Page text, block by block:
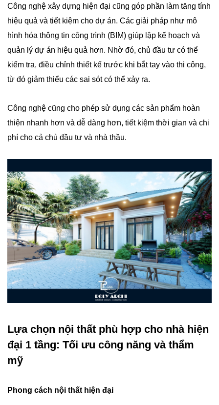
Công nghệ xây dựng hiện đại cũng góp phần làm tăng tính
hiệu quả và tiết kiệm cho dự án. Các giải pháp như mô
hình hóa thông tin công trình (BIM) giúp lập kế hoạch và
quản lý dự án hiệu quả hơn. Nhờ đó, chủ đầu tư có thể
kiểm tra, điều chỉnh thiết kế trước khi bắt tay vào thi công,
từ đó giảm thiểu các sai sót có thể xảy ra.
Công nghệ cũng cho phép sử dụng các sản phẩm hoàn
thiện nhanh hơn và dễ dàng hơn, tiết kiệm thời gian và chi
phí cho cả chủ đầu tư và nhà thầu.
Lựa chọn nội thất phù hợp cho nhà hiện
đại 1 tầng: Tối ưu công năng và thẩm
mỹ
Phong cách nội thất hiện đại